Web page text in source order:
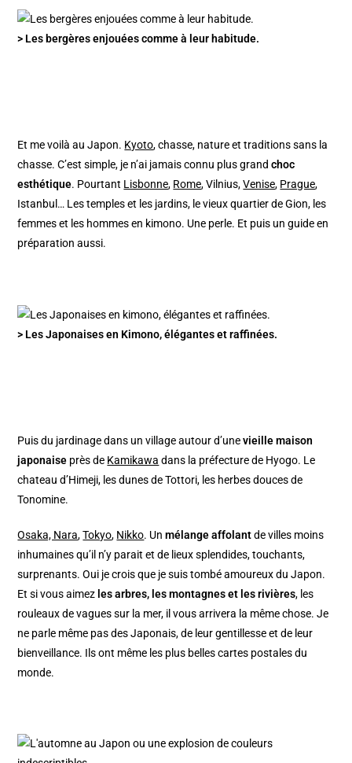
> Les bergères enjouées comme à leur habitude.
Et me voilà au Japon. Kyoto, chasse, nature et traditions sans la
chasse. C’est simple, je n’ai jamais connu plus grandchoc
esthétique. Pourtant Lisbonne, Rome, Vilnius,Venise, Prague,
Istanbul… Les temples et les jardins, le vieux quartier de Gion, les
femmes et les hommes en kimono. Une perle. Et puis un guide en
préparation aussi.
> Les Japonaises en Kimono, élégantes et raffinées.
Puis du jardinage dans un village autour d’unevieille maison
japonaise près de Kamikawa dans la préfecture de Hyogo. Le
chateau d’Himeji, les dunes de Tottori, les herbes douces de
Tonomine.
Osaka, Nara,Tokyo, Nikko. Unmélange affolantde villes moins
inhumaines qu’il n’y parait et de lieux splendides, touchants,
surprenants. Oui je crois que je suis tombé amoureux du Japon.
Et si vous aimez les arbres, les montagnes et les rivières, les
rouleaux de vagues sur la mer, il vous arrivera la même chose. Je
ne parle même pas des Japonais, de leur gentillesse et de leur
bienveillance. Ils ont même les plus belles cartes postales du
monde.